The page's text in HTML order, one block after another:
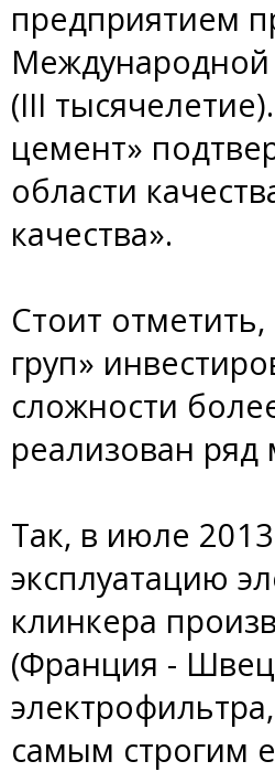
предприятием
Международной
(III
цемент»
области
качества».
Стоит
груп»
сложности
реализован
Так, в июле
эксплуатацию
клинкера
(Франция -
самым строгим